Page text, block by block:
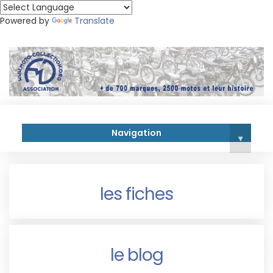
Powered by Translate
Navigation ▾
les fiches
le blog